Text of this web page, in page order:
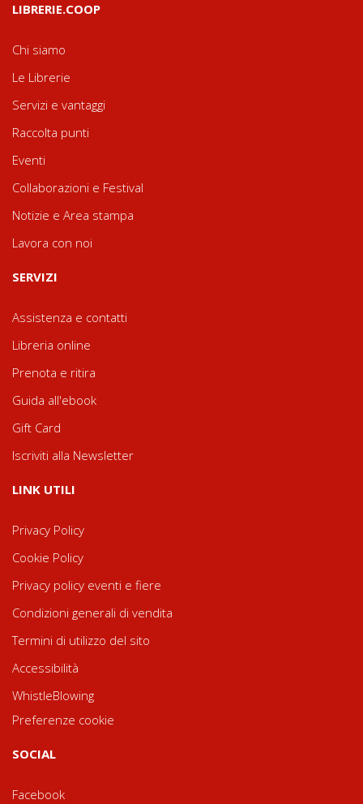
LIBRERIE.COOP
Chi siamo
Le Librerie
Servizi e vantaggi
Raccolta punti
Eventi
Collaborazioni e Festival
Notizie e Area stampa
Lavora con noi
SERVIZI
Assistenza e contatti
Libreria online
Prenota e ritira
Guida all'ebook
Gift Card
Iscriviti alla Newsletter
LINK UTILI
Privacy Policy
Cookie Policy
Privacy policy eventi e fiere
Condizioni generali di vendita
Termini di utilizzo del sito
Accessibilità
WhistleBlowing
Preferenze cookie
SOCIAL
Facebook